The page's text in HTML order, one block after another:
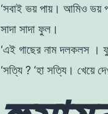
‘সবাই ভয় পায়। আমিও ভয়
সাদা সাদা ফুল।
‘এই গাছের নাম দলকলস ।
‘সত্যি ? ‘হা সত্যি। খেয়ে